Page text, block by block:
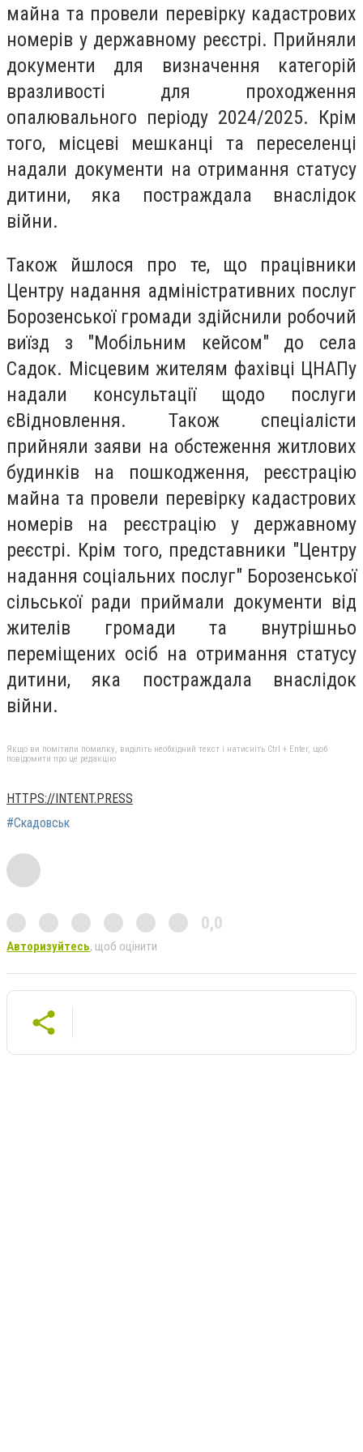
майна та провели перевірку кадастрових
номерів у державному реєстрі. Прийняли
документи для визначення категорій
вразливості для проходження
опалювального періоду 2024/2025. Крім
того, місцеві мешканці та переселенці
надали документи на отримання статусу
дитини, яка постраждала внаслідок
війни.
Також йшлося про те, що працівники
Центру надання адміністративних послуг
Борозенської громади здійснили робочий
виїзд з "Мобільним кейсом" до села
Садок. Місцевим жителям фахівці ЦНАПу
надали консультації щодо послуги
єВідновлення. Також спеціалісти
прийняли заяви на обстеження житлових
будинків на пошкодження, реєстрацію
майна та провели перевірку кадастрових
номерів на реєстрацію у державному
реєстрі. Крім того, представники "Центру
надання соціальних послуг" Борозенської
сільської ради приймали документи від
жителів громади та внутрішньо
переміщених осіб на отримання статусу
дитини, яка постраждала внаслідок
війни.
Якщо ви помітили помилку, виділіть необхідний текст і натисніть Ctrl + Enter, щоб
повідомити про це редакцію
HTTPS://INTENT.PRESS
#Скадовськ
0,0
Авторизуйтесь, щоб оцінити